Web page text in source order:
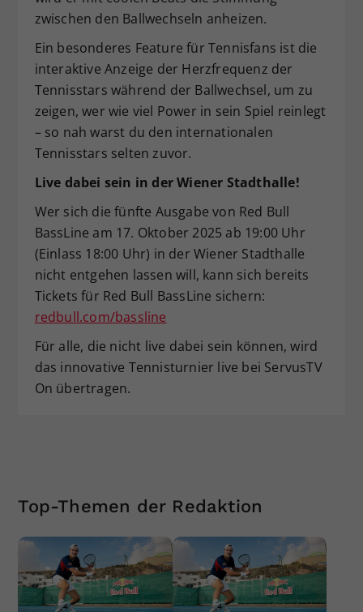
zwischen den Ballwechseln anheizen.
Ein besonderes Feature für Tennisfans ist die
interaktive Anzeige der Herzfrequenz der
Tennisstars während der Ballwechsel, um zu
zeigen, wer wie viel Power in sein Spiel reinlegt
– so nah warst du den internationalen
Tennisstars selten zuvor.
Live dabei sein in der Wiener Stadthalle!
Wer sich die fünfte Ausgabe von Red Bull
BassLine am 17. Oktober 2025 ab 19:00 Uhr
(Einlass 18:00 Uhr) in der Wiener Stadthalle
nicht entgehen lassen will, kann sich bereits
Tickets für Red Bull BassLine sichern:
redbull.com/bassline
Für alle, die nicht live dabei sein können, wird
das innovative Tennisturnier live bei ServusTV
On übertragen.
Top-Themen der Redaktion